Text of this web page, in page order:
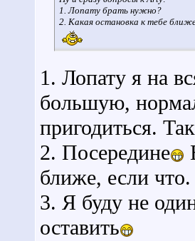
1. Лопату брать нужно?
2. Какая остановка к тебе
1. Лопату я на
большую,
пригодиться.
2. Посередине
ближе, если что.
3. Я буду не
оставить